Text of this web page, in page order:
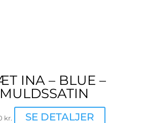
INA – BLUE –
kr. SE DETALJER